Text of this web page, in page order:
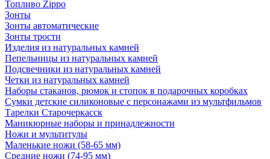
Топливо Zippo
Зонты
Зонты автоматические
Зонты трости
Изделия из натуральных камней
Пепельницы из натуральных камней
Подсвечники из натуральных камней
Четки из натуральных камней
Наборы стаканов, рюмок и стопок в подарочных коробках
Сумки детские силиконовые с персонажами из мультфильмов
Тарелки Старочеркасск
Маникюрные наборы и принадлежности
Ножи и мультитулы
Маленькие ножи (58-65 мм)
Средние ножи (74-95 мм)